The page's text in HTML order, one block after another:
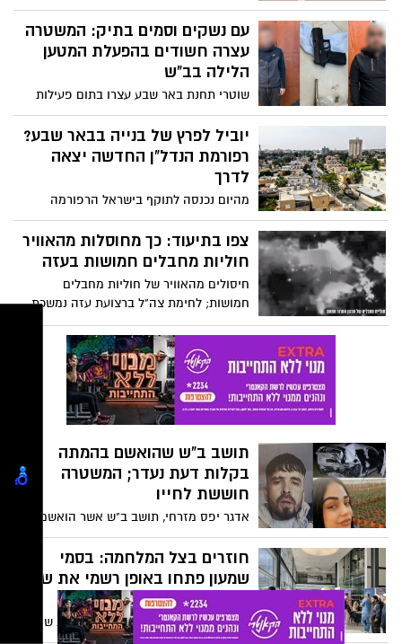
בתיכון מקיף ג' בב"ש כאשר הרקע לסכסוך
ככל הנראה לאומני. שני הצדדים שמעורבים
בתקרית טוענים כי הצד השני אשם בתגרה
עם נשקים וסמים בתיק: המשטרה
עצרה חשודים בהפעלת המטען
הלילה בב"ש
שוטרי תחנת באר שבע עצרו בתום פעילות
מבצעית שניים מתושבי העיר, בחשד
למעורבותם באירוע הפעלת המטען הלילה
בשכונה ב'. בחיפוש שבוצע במתחמי ביתם
נתפסו שני אקדחים, רובה מסוג קרל גוסטב,
מערכת הפעלה, מחסניות, תחמושת וסמים
יוביל לפרץ של בנייה בבאר שבע?
רפורמת הנדל"ן החדשה יצאה
לדרך
מהיום נכנסה לתוקף בישראל הרפורמה
"תוכנית פלוס היתר", שהיא המחליפה של
תמ"א 38 (מעודדת הריסה ובניה מחדש,
במקום עיבוי המבנה הקיים וזאת בהליך
צפו בתיעוד: כך מחוסלות מהאוויר
חוליות מחבלים חמושות בעזה
חיסולים מהאוויר של חוליות מחבלים
חמושות; לחימת צה"ל ברצועת עזה נמשכת
תושב ב"ש שהואשם בהמתה
בקלות דעת נעדר; המשטרה
חוששת לחייו
אדגר יפס מזרחי, תושב ב"ש אשר הואשם
בשנה שעברה בהמתה בקלות דעת ובנהיגה
בשכרות, עקב מעורבותו בתאונה הקשה בה
נהרגה אורטל לין כהן ז"ל - נעדר ממרכז חוסן
בו שהה. במשטרה מחפשים אחריו וחוששים
לחייו
חוזרים בצל המלחמה: בסמי
שמעון פתחו באופן רשמי את שנת
הלימודים
כ-4,000 סטודנטים פתחו את אמש את שנת
הלימודים החדשה במכללת סמי שמעון בבאר